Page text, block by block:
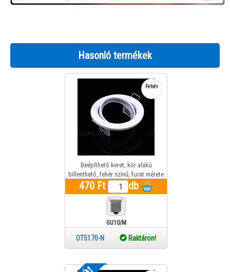
Hasonló termékek
Fehér
Beépíthető keret, kör alakú
billenthető, fehér színű, furat mérete
70mm
470 Ft db
GU10/MR16
OT5170-N Raktáron!